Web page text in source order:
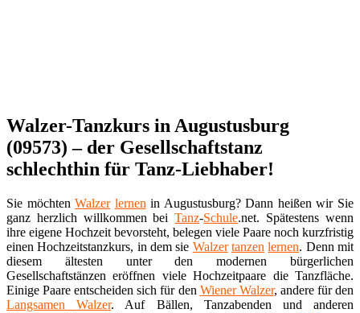
Walzer-Tanzkurs in Augustusburg
(09573) – der Gesellschaftstanz
schlechthin für Tanz-Liebhaber!
Sie möchtenWalzer lernen in Augustusburg? Dann heißen wir Sie
ganz herzlich willkommen beiTanz-Schule.net. Spätestens wenn
ihre eigene Hochzeit bevorsteht, belegen viele Paare noch kurzfristig
einen Hochzeitstanzkurs, in dem sie Walzer tanzen lernen. Denn mit
diesem ältesten unter den modernen bürgerlichen
Gesellschaftstänzen eröffnen viele Hochzeitpaare die Tanzfläche.
Einige Paare entscheiden sich für den Wiener Walzer, andere für den
Langsamen Walzer. Auf Bällen, Tanzabenden und anderen